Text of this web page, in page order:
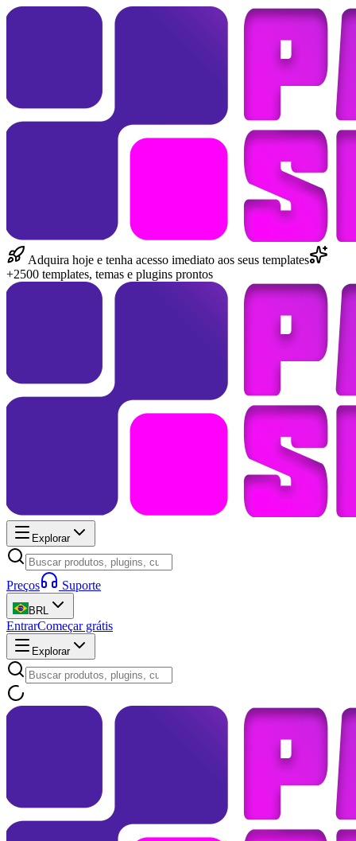
Adquira hoje e tenha acesso imediato aos seus templates
+2500 templates, temas e plugins prontos
Explorar
Preços Suporte
BRL
EntrarComeçar grátis
Explorar